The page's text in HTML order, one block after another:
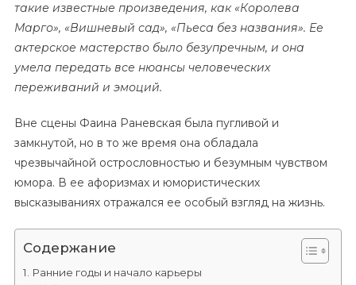
такие известные произведения, как «Королева
Марго», «Вишневый сад», «Пьеса без названия». Ее
актерское мастерство было безупречным, и она
умела передать все нюансы человеческих
переживаний и эмоций.
Вне сцены Фаина Раневская была пугливой и
замкнутой, но в то же время она обладала
чрезвычайной острословностью и безумным чувством
юмора. В ее афоризмах и юмористических
высказываниях отражался ее особый взгляд на жизнь.
Содержание
Ранние годы и начало карьеры